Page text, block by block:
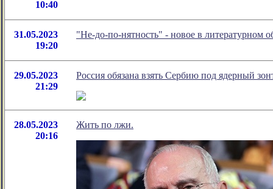
10:40
31.05.2023
19:20
"Не-до-по-нятность" - новое в литературном
29.05.2023
21:29
Россия обязана взять Сербию под ядерный
28.05.2023
20:16
Жить по лжи.